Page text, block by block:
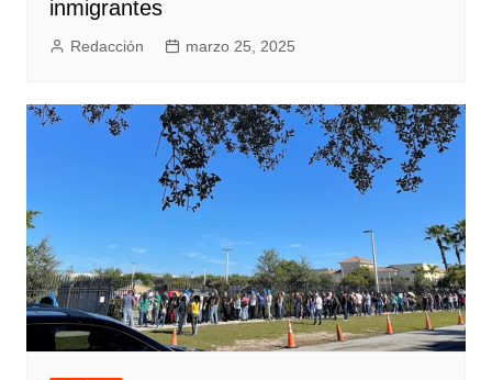
inmigrantes
Redacción marzo 25, 2025